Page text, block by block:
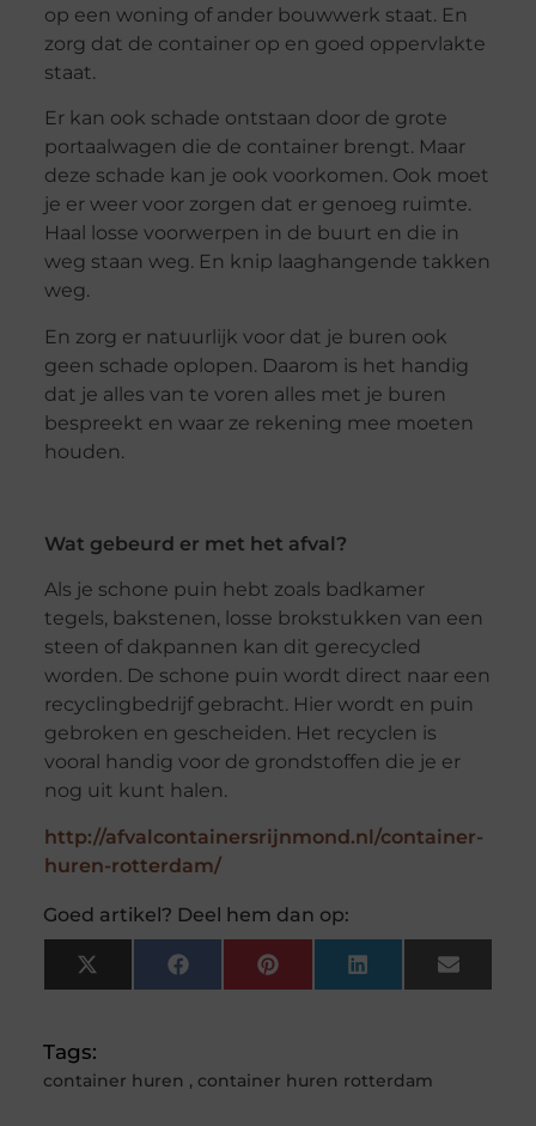
op een woning of ander bouwwerk staat. En
zorg dat de container op en goed oppervlakte
staat.
Er kan ook schade ontstaan door de grote
portaalwagen die de container brengt. Maar
deze schade kan je ook voorkomen. Ook moet
je er weer voor zorgen dat er genoeg ruimte.
Haal losse voorwerpen in de buurt en die in
weg staan weg. En knip laaghangende takken
weg.
En zorg er natuurlijk voor dat je buren ook
geen schade oplopen. Daarom is het handig
dat je alles van te voren alles met je buren
bespreekt en waar ze rekening mee moeten
houden.
Wat gebeurd er met het afval?
Als je schone puin hebt zoals badkamer
tegels, bakstenen, losse brokstukken van een
steen of dakpannen kan dit gerecycled
worden. De schone puin wordt direct naar een
recyclingbedrijf gebracht. Hier wordt en puin
gebroken en gescheiden. Het recyclen is
vooral handig voor de grondstoffen die je er
nog uit kunt halen.
http://afvalcontainersrijnmond.nl/container-
huren-rotterdam/
Goed artikel? Deel hem dan op:
X
(Twitter)
FacebookPinterestLinkedInEmail
Tags:
container huren , container huren rotterdam